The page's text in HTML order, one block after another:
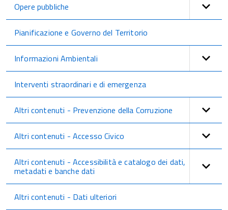
Opere pubbliche
Pianificazione e Governo del Territorio
Informazioni Ambientali
Interventi straordinari e di emergenza
Altri contenuti - Prevenzione della Corruzione
Altri contenuti - Accesso Civico
Altri contenuti - Accessibilità e catalogo dei dati,
metadati e banche dati
Altri contenuti - Dati ulteriori